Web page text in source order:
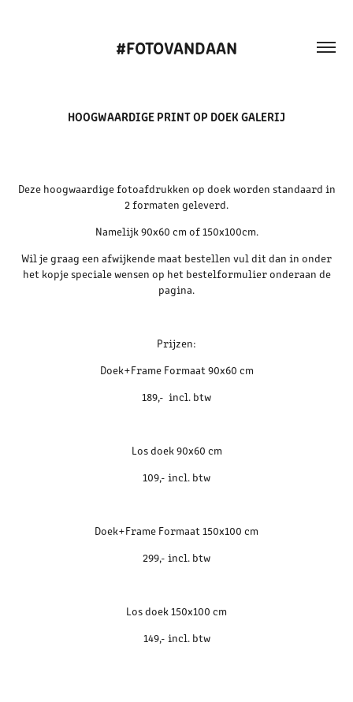
#FOTOVANDAAN
HOOGWAARDIGE PRINT OP DOEK GALERIJ
Deze hoogwaardige fotoafdrukken op doek worden standaard in
2 formaten geleverd.
Namelijk 90x60 cm of 150x100cm.
Wil je graag een afwijkende maat bestellen vul dit dan in onder
het kopje speciale wensen op het bestelformulier onderaan de
pagina.
Prijzen:
Doek+Frame Formaat 90x60 cm
189,- incl. btw
Los doek 90x60 cm
109,- incl. btw
Doek+Frame Formaat 150x100 cm
299,- incl. btw
Los doek 150x100 cm
149,- incl. btw